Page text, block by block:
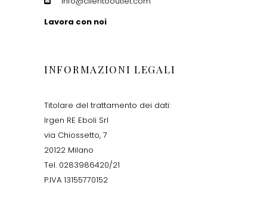
Lavora con noi
INFORMAZIONI LEGALI
Titolare del trattamento dei dati:
Irgen RE Eboli Srl
via Chiossetto, 7
20122 Milano
Tel. 0283986420/21
P.IVA 13155770152